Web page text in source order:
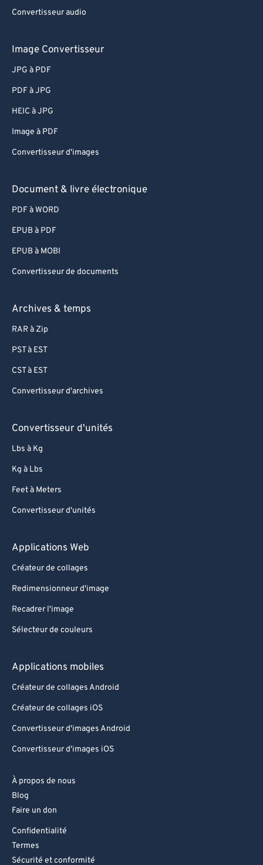
Convertisseur audio
Image Convertisseur
JPG à PDF
PDF à JPG
HEIC à JPG
Image à PDF
Convertisseur d'images
Document & livre électronique
PDF à WORD
EPUB à PDF
EPUB à MOBI
Convertisseur de documents
Archives & temps
RAR à Zip
PST à EST
CST à EST
Convertisseur d'archives
Convertisseur d'unités
Lbs à Kg
Kg à Lbs
Feet à Meters
Convertisseur d'unités
Applications Web
Créateur de collages
Redimensionneur d'image
Recadrer l'image
Sélecteur de couleurs
Applications mobiles
Créateur de collages Android
Créateur de collages iOS
Convertisseur d'images Android
Convertisseur d'images iOS
À propos de nous
Blog
Faire un don
Confidentialité
Termes
Sécurité et conformité